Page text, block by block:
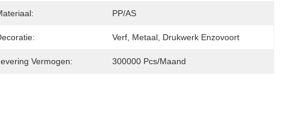
PP/AS
Verf, Metaal, Drukwerk Enzovoort
Vermogen: 300000 Pcs/maand